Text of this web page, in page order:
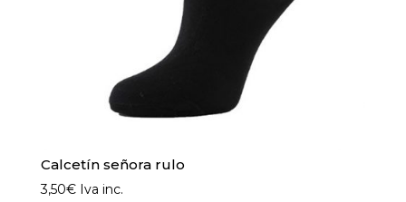
Calcetín señora rulo
3,50€ Iva inc.